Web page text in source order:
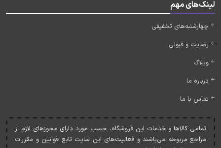
لینک‌های مهم
چهارشنبه‌های تخفیفی
رضایت و قبولی
وبلاگ
درباره ما
تماس با ما
تمامی کالاها و خدمات اين فروشگاه، حسب مورد دارای مجوزهای لازم از
مراجع مربوطه می‌باشند و فعاليت‌های اين سايت تابع قوانين و مقررات